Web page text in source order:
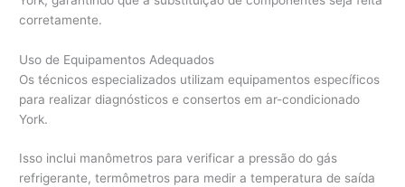
corretamente.
Uso de Equipamentos Adequados
Os técnicos especializados utilizam equipamentos específicos
para realizar diagnósticos e consertos em ar-condicionado
York.
Isso inclui manômetros para verificar a pressão do gás
refrigerante, termômetros para medir a temperatura de saída